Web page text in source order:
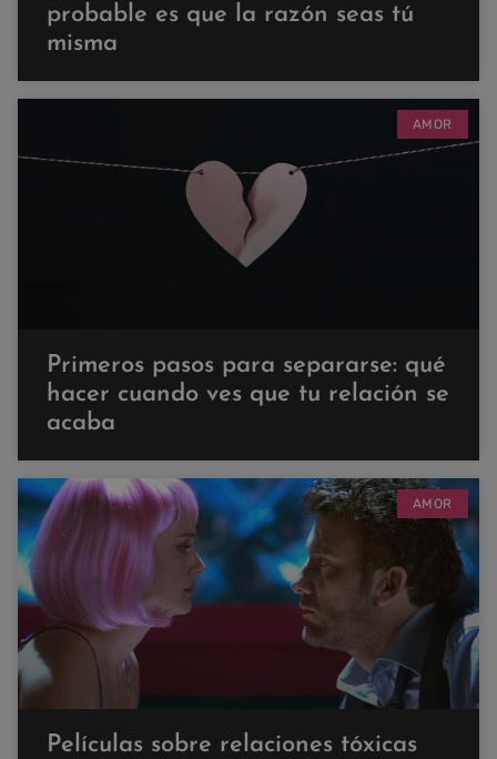
probable es que la razón seas tú
misma
AMOR
Primeros pasos para separarse: qué
hacer cuando ves que tu relación se
acaba
AMOR
Películas sobre relaciones tóxicas